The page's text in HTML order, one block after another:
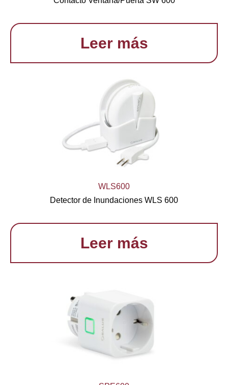
Leer más
Detector de Inundaciones WLS 600
WLS600
Leer más